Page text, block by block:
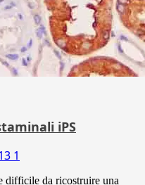
iPS
1
difficile da ricostruire una